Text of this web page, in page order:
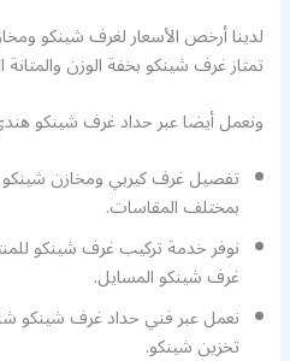
لدينا أرخص الأسعار لغرف شينكو
تمتاز غرف شينكو بخفة الوزن والمتانة
ونعمل أيضا عبر حداد غرف شينكو
تفصيل غرف كيربي ومخازن شينكو
بمختلف المقاسات.
نوفر خدمة تركيب غرف شينكو
غرف شينكو المسايل.
نعمل عبر فني حداد غرف شينكو
تخزين شينكو.